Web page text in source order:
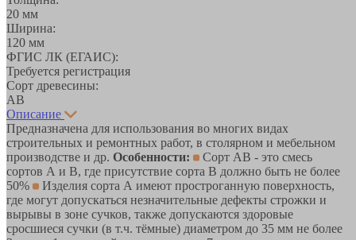
20 мм
Ширина:
120 мм
ФГИС ЛК (ЕГАИС):
Требуется регистрация
Сорт древесины:
АВ
Описание
Предназначена для использования во многих видах
строительных и ремонтных работ, в столярном и мебельном
производстве и др. Особенности:
Сорт АВ - это смесь
сортов А и В, где присутствие сорта В должно быть не более
50%
Изделия сорта А имеют простроганную поверхность,
где могут допускаться незначительные дефекты строжки и
вырывы в зоне сучков, также допускаются здоровые
сросшиеся сучки (в т.ч. тёмные) диаметром до 35 мм не более